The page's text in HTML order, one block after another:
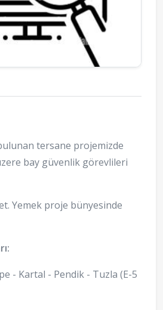
tersane projemizde
bay güvenlik görevlileri
Yemek proje bünyesinde
- Kartal - Pendik - Tuzla (E-5